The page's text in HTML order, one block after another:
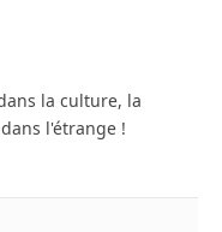
la culture, la
l'étrange !